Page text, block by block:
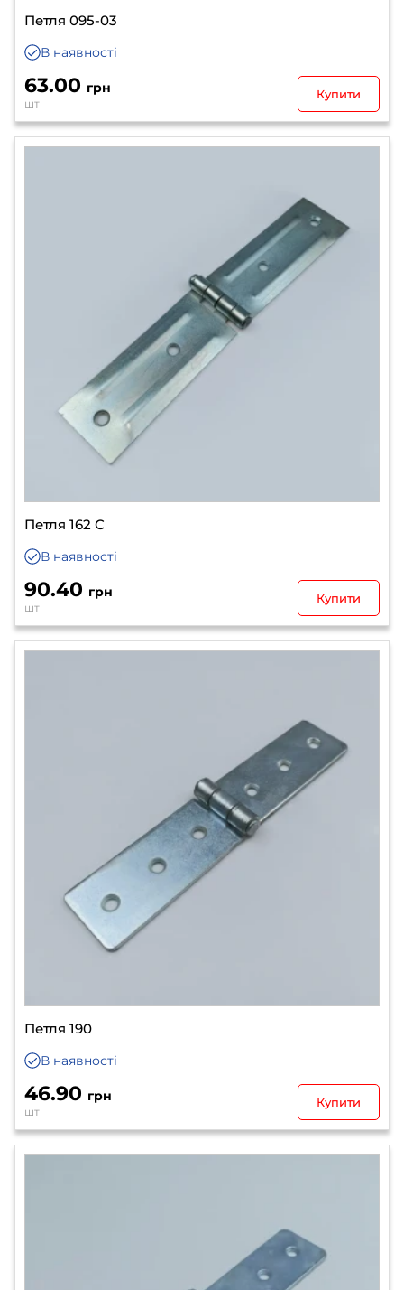
Петля 095-03
В наявності
63.00 грн
шт
Купити
Петля 162 С
В наявності
90.40 грн
шт
Купити
Петля 190
В наявності
46.90 грн
шт
Купити